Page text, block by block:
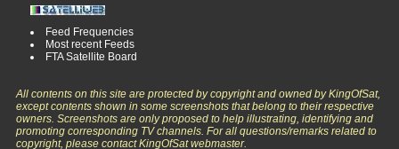
Feed Frequencies
Most recent Feeds
FTA Satellite Board
All contents on this site are protected by copyright and owned by KingOfSat,
except contents shown in some screenshots that belong to their respective
owners. Screenshots are only proposed to help illustrating, identifying and
promoting corresponding TV channels. For all questions/remarks related to
copyright, please contact KingOfSat webmaster.